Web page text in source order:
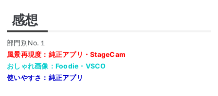
感想
部門別No.１
風景再現度：純正アプリ・StageCam
おしゃれ画像：Foodie・VSCO
使いやすさ：純正アプリ